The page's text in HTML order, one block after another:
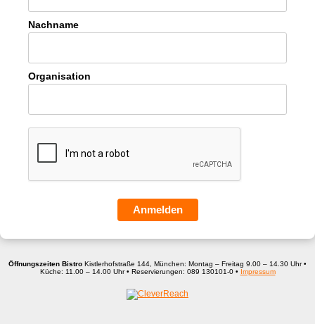
Nachname
Organisation
Anmelden
Öffnungszeiten Bistro Kistlerhofstraße 144, München: Montag – Freitag 9.00 – 14.30 Uhr •
Küche: 11.00 – 14.00 Uhr • Reservierungen: 089 130101-0 • Impressum